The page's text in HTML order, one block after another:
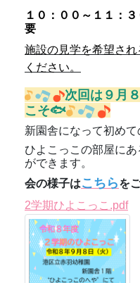
１０：００～１１：
要
施設の見学を希望さ
ください。
次回は９ 月８
こそ🐟
新園舎になって初めて
ひよこっこの部屋に
ができます。
会の様子はこちらを
2学期ひよこっこ.pdf